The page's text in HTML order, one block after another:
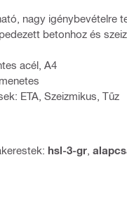
nagy igénybevételre
betonhoz és
acél, A4
ETA, Szeizmikus, Tűz
hsl-3-gr